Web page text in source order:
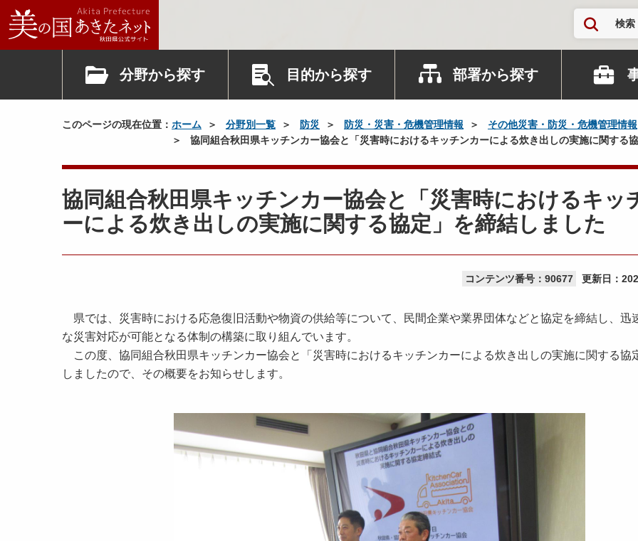
検索
分野から探す 目的から探す 部署から探す
このページの現在位置： ホーム 分野別一覧 防災 防災・災害・危機管理情報
その他災害・防災・危機管理情報
協同組合秋田県キッチンカー協会と「災害時におけるキッチンカーによる炊き出しの実施に関する
協同組合秋田県キッチンカー協会と「災害時におけるキッ
ーによる炊き出しの実施に関する協定」を締結しました
コンテンツ番号：90677 更新日：
県では、災害時における応急復旧活動や物資の供給等について、民間企業や業界団体などと協定を締結し、迅
な災害対応が可能となる体制の構築に取り組んでいます。
この度、 協同組合秋田県キッチンカー協会と「災害時におけるキッチンカーによる炊き出しの実施に関する協
しましたので、その概要をお知らせします。